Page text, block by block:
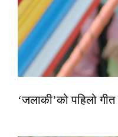
‘जलाकी’को पहिलो